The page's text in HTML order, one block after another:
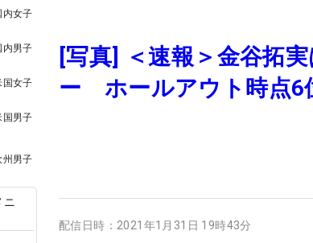
内女子
内男子
国女子
国男子
州男子
ニ
[写真] ＜速報＞金谷拓
ー ホールアウト時点6
配信日時： 2021年1月31日 19時43分